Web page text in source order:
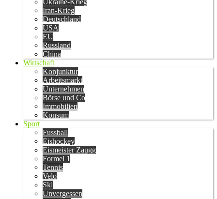
Ukraine-Krieg
Iran-Krieg
Deutschland
USA
EU
Russland
China
Wirtschaft
Konjunktur
Arbeitsmarkt
Unternehmen
Börse und Co
Immobilien
Konsum
Sport
Fussball
Eishockey
Eismeister Zaugg
Formel 1
Tennis
Velo
Ski
Unvergessen